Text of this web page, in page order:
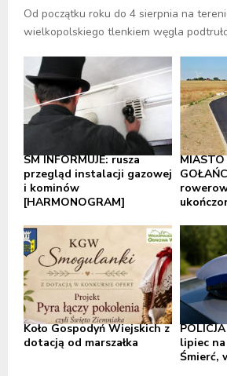
Od początku roku do 4 sierpnia na
wielkopolskiego tlenkiem węgla
SM INFORMUJE: rusza
przegląd instalacji gazowej
i kominów
[HARMONOGRAM]
Koło Gospodyń Wiejskich z
dotacją od marszałka
lipiec
Śmierć,